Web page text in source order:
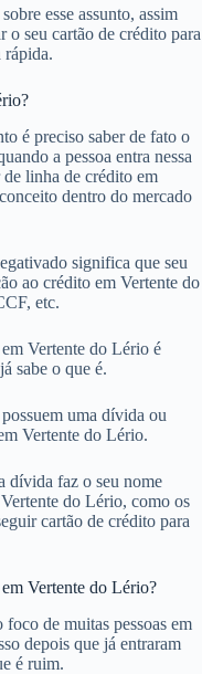
esse assunto, assim
o seu cartão de crédito para
rápida.
é preciso saber de fato o
a pessoa entra nessa
linha de crédito em
dentro do mercado
significa que seu
ao crédito em Vertente do
etc.
Vertente do Lério é
sabe o que é.
uma dívida ou
Vertente do Lério.
dívida faz o seu nome
do Lério, como os
cartão de crédito para
Vertente do Lério?
de muitas pessoas em
depois que já entraram
é ruim.